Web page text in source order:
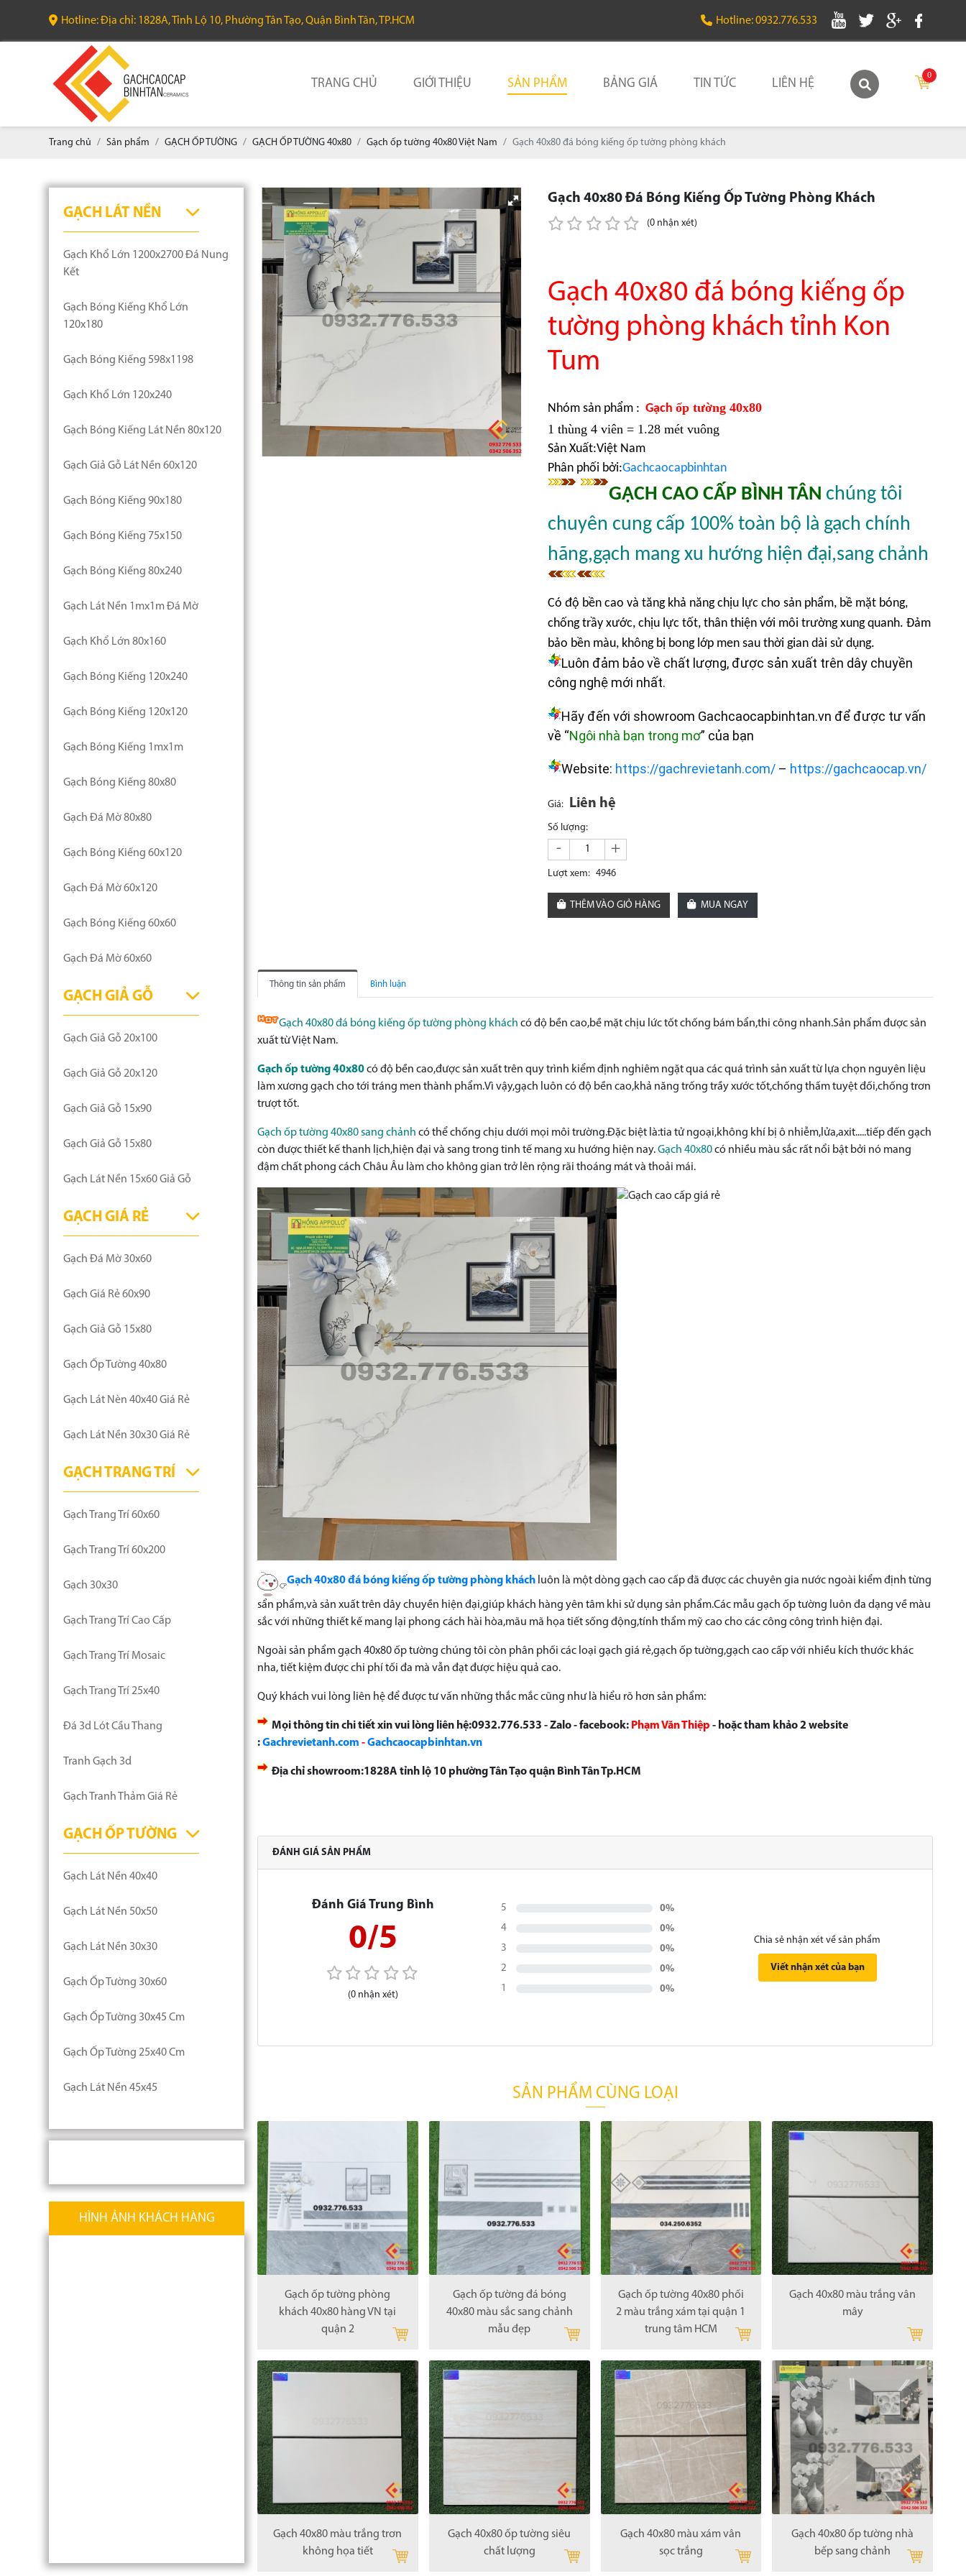
Hotline: Địa chỉ: 1828A, Tỉnh Lộ 10, Phường Tân Tạo, Quận Bình Tân, TP.HCM Hotline: 0932.776.533
TRANG CHỦ GIỚI THIỆU SẢN PHẨM BẢNG GIÁ TIN TỨC LIÊN HỆ
0
Trang chủ Sản phẩm GẠCH ỐP TƯỜNG GẠCH ỐP TƯỜNG 40x80 Gạch ốp tường 40x80 Việt Nam Gạch 40x80 đá bóng kiếng ốp tường phòng khách
GẠCH LÁT NỀN
Gạch Khổ Lớn 1200x2700 Đá Nung
Kết
Gạch Bóng Kiếng Khổ Lớn
120x180
Gạch Bóng Kiếng 598x1198
Gạch Khổ Lớn 120x240
Gạch Bóng Kiếng Lát Nền 80x120
Gạch Giả Gỗ Lát Nền 60x120
Gạch Bóng Kiếng 90x180
Gạch Bóng Kiếng 75x150
Gạch Bóng Kiếng 80x240
Gạch Lát Nền 1mx1m Đá Mờ
Gạch Khổ Lớn 80x160
Gạch Bóng Kiếng 120x240
Gạch Bóng Kiếng 120x120
Gạch Bóng Kiếng 1mx1m
Gạch Bóng Kiếng 80x80
Gạch Đá Mờ 80x80
Gạch Bóng Kiếng 60x120
Gạch Đá Mờ 60x120
Gạch Bóng Kiếng 60x60
Gạch Đá Mờ 60x60
GẠCH GIẢ GỖ
Gạch Giả Gỗ 20x100
Gạch Giả Gỗ 20x120
Gạch Giả Gỗ 15x90
Gạch Giả Gỗ 15x80
Gạch Lát Nền 15x60 Giả Gỗ
GẠCH GIÁ RẺ
Gạch Đá Mờ 30x60
Gạch Giá Rẻ 60x90
Gạch Giả Gỗ 15x80
Gạch Ốp Tường 40x80
Gạch Lát Nèn 40x40 Giá Rẻ
Gạch Lát Nền 30x30 Giá Rẻ
GẠCH TRANG TRÍ
Gạch Trang Trí 60x60
Gạch Trang Trí 60x200
Gạch 30x30
Gạch Trang Trí Cao Cấp
Gạch Trang Trí Mosaic
Gạch Trang Trí 25x40
Đá 3d Lót Cầu Thang
Tranh Gạch 3d
Gạch Tranh Thảm Giá Rẻ
GẠCH ỐP TƯỜNG
Gạch Lát Nền 40x40
Gạch Lát Nền 50x50
Gạch Lát Nền 30x30
Gạch Ốp Tường 30x60
Gạch Ốp Tường 30x45 Cm
Gạch Ốp Tường 25x40 Cm
Gạch Lát Nền 45x45
HÌNH ẢNH KHÁCH HÀNG
Gạch 40x80 Đá Bóng Kiếng Ốp Tường Phòng Khách
(0 nhận xét)
Gạch 40x80 đá bóng kiếng ốp
tường phòng khách tỉnh Kon
Tum
Nhóm sản phẩm : Gạchốp tường 40x80
1 thùng 4 viên = 1.28 mét vuông
Sản Xuất:Việt Nam
Phân phối bởi:Gachcaocapbinhtan
GẠCH CAO CẤP BÌNH TÂN chúng tôi
chuyên cung cấp 100% toàn bộ là gạch chính
hãng,gạch mang xu hướng hiện đại,sang chảnh
Có độ bền cao và tăng khả năng chịu lực cho sản phẩm, bề mặt bóng,
chống trầy xước, chịu lực tốt, thân thiện với môi trường xung quanh. Đảm
bảo bền màu, không bị bong lớp men sau thời gian dài sử dụng.
Luôn đảm bảo về chất lượng, được sản xuất trên dây chuyền
công nghệ mới nhất.
Hãy đến với showroom Gachcaocapbinhtan.vn để được tư vấn
về “Ngôi nhà bạn trong mơ” của bạn
Website: https://gachrevietanh.com/ – https://gachcaocap.vn/
Giá: Liên hệ
Số lượng:
- +
Lượt xem: 4946
THÊM VÀO GIỎ HÀNG MUA NGAY
Thông tin sản phẩm Bình luận
Gạch 40x80 đá bóng kiếng ốp tường phòng khách có độ bền cao,bề mặt chịu lức tốt chống bám bẩn,thi công nhanh.Sản phẩm được sản
xuất từ Việt Nam.
Gạch ốp tường 40x80có độ bền cao,được sản xuất trên quy trình kiểm định nghiêm ngặt qua các quá trình sản xuất từ lựa chọn nguyên liệu
làm xương gạch cho tới tráng men thành phẩm.Vì vậy,gạch luôn có độ bền cao,khả năng trống trầy xước tốt,chống thấm tuyệt đối,chống trơn
trượt tốt.
Gạch ốp tường 40x80 sang chảnh có thể chống chịu dưới mọi môi trường.Đặc biệt là:tia tử ngoại,không khí bị ô nhiễm,lửa,axit.....tiếp đến gạch
còn được thiết kế thanh lịch,hiện đại và sang trong tinh tế mang xu hướng hiện nay.Gạch 40x80có nhiều màu sắc rất nổi bật bởi nó mang
đậm chất phong cách Châu Âu làm cho không gian trở lên rộng rãi thoáng mát và thoải mái.
Gạch 40x80 đá bóng kiếng ốp tường phòng khách luôn là một dòng gạch cao cấp đã được các chuyên gia nước ngoài kiểm định từng
sẩn phẩm,và sản xuất trên dây chuyền hiện đại,giúp khách hàng yên tâm khi sử dụng sản phẩm.Các mẫu gạch ốp tường luôn đa dạng về màu
sắc với những thiết kế mang lại phong cách hài hòa,mãu mã họa tiết sống động,tính thẩm mỹ cao cho các công công trình hiện đại.
Ngoài sản phẩm gạch 40x80 ốp tường chúng tôi còn phân phối các loại gạch giá rẻ,gạch ốp tường,gạch cao cấp với nhiều kích thước khác
nha, tiết kiệm được chi phí tối đa mà vẫn đạt được hiệu quả cao.
Quý khách vui lòng liên hệ để được tư vấn những thắc mắc cũng như là hiểu rõ hơn sản phẩm:
Mọi thông tin chi tiết xin vui lòng liên hệ:0932.776.533 - Zalo - facebook: Phạm Văn Thiệp - hoặc tham khảo 2 website
:Gachrevietanh.com -Gachcaocapbinhtan.vn
Địa chỉ showroom:1828A tỉnh lộ 10 phường Tân Tạo quận Bình Tân Tp.HCM
ĐÁNH GIÁ SẢN PHẨM
Đánh Giá Trung Bình
0/5
(0 nhận xét)
5
0%
4
0%
3
0%
2
0%
1
0%
Chia sẻ nhận xét về sản phẩm
Viết nhận xét của bạn
SẢN PHẨM CÙNG LOẠI
Gạch ốp tường phòng
khách 40x80 hàng VN tại
quận 2
Gạch ốp tường đá bóng
40x80 màu sắc sang chảnh
mẫu đẹp
Gạch ốp tường 40x80 phối
2 màu trắng xám tại quận 1
trung tâm HCM
Gạch 40x80 màu trắng vân
mây
Gạch 40x80 màu trắng trơn
không họa tiết
Gạch 40x80 ốp tường siêu
chất lượng
Gạch 40x80 màu xám vân
sọc trắng
Gạch 40x80 ốp tường nhà
bếp sang chảnh